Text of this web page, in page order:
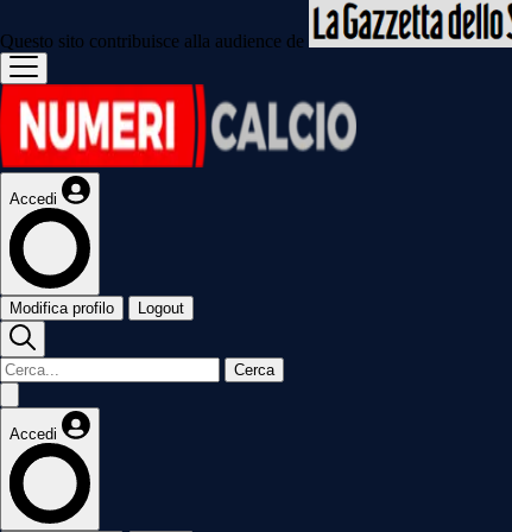
Questo sito contribuisce alla audience de
Accedi
Modifica profilo Logout
Cerca
Accedi